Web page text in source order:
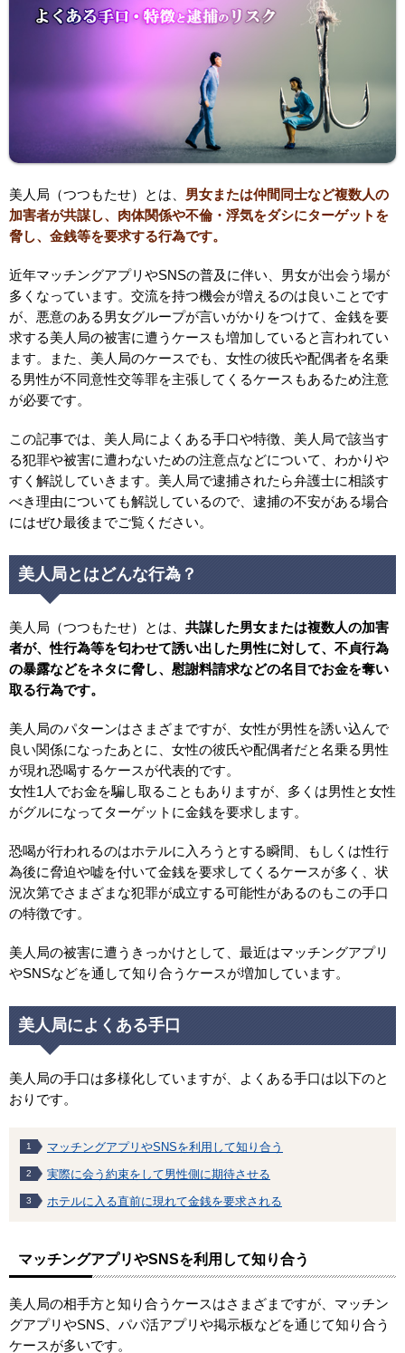
美人局（つつもたせ）とは、 男女または仲間同士など複数人の
加害者が共謀し、肉体関係や不倫・浮気をダシにターゲットを
脅し、金銭等を要求する行為です。
近年マッチングアプリやSNSの普及に伴い、男女が出会う場が
多くなっています。交流を持つ機会が増えるのは良いことです
が、悪意のある男女グループが言いがかりをつけて、金銭を要
求する美人局の被害に遭うケースも増加していると言われてい
ます。また、美人局のケースでも、女性の彼氏や配偶者を名乗
る男性が不同意性交等罪を主張してくるケースもあるため注意
が必要です。
この記事では、美人局によくある手口や特徴、美人局で該当す
る犯罪や被害に遭わないための注意点などについて、わかりや
すく解説していきます。美人局で逮捕されたら弁護士に相談す
べき理由についても解説しているので、逮捕の不安がある場合
にはぜひ最後までご覧ください。
美人局とはどんな行為？
美人局（つつもたせ）とは、 共謀した男女または複数人の加害
者が、性行為等を匂わせて誘い出した男性に対して、不貞行為
の暴露などをネタに脅し、慰謝料請求などの名目でお金を奪い
取る行為です。
美人局のパターンはさまざまですが、女性が男性を誘い込んで
良い関係になったあとに、女性の彼氏や配偶者だと名乗る男性
が現れ恐喝するケースが代表的です。
女性1人でお金を騙し取ることもありますが、多くは男性と女性
がグルになってターゲットに金銭を要求します。
恐喝が行われるのはホテルに入ろうとする瞬間、もしくは性行
為後に脅迫や嘘を付いて金銭を要求してくるケースが多く、状
況次第でさまざまな犯罪が成立する可能性があるのもこの手口
の特徴です。
美人局の被害に遭うきっかけとして、最近はマッチングアプリ
やSNSなどを通して知り合うケースが増加しています。
美人局によくある手口
美人局の手口は多様化していますが、よくある手口は以下のと
おりです。
マッチングアプリやSNSを利用して知り合う
実際に会う約束をして男性側に期待させる
ホテルに入る直前に現れて金銭を要求される
マッチングアプリやSNSを利用して知り合う
美人局の相手方と知り合うケースはさまざまですが、マッチン
グアプリやSNS、パパ活アプリや掲示板などを通じて知り合う
ケースが多いです。